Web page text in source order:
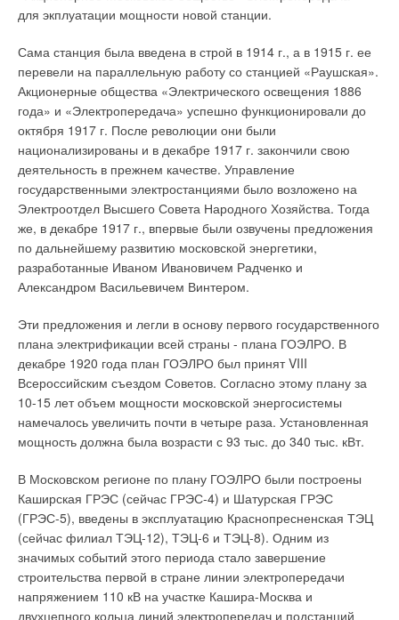
для экплуатации мощности новой станции.
Сама станция была введена в строй в 1914 г., а в 1915 г. ее
перевели на параллельную работу со станцией «Раушская».
Акционерные общества «Электрического освещения 1886
года» и «Электропередача» успешно функционировали до
октября 1917 г. После революции они были
национализированы и в декабре 1917 г. закончили свою
деятельность в прежнем качестве. Управление
государственными электростанциями было возложено на
Электроотдел Высшего Совета Народного Хозяйства. Тогда
же, в декабре 1917 г., впервые были озвучены предложения
по дальнейшему развитию московской энергетики,
разработанные Иваном Ивановичем Радченко и
Александром Васильевичем Винтером.
Эти предложения и легли в основу первого государственного
плана электрификации всей страны - плана ГОЭЛРО. В
декабре 1920 года план ГОЭЛРО был принят VIII
Всероссийским съездом Советов. Согласно этому плану за
10-15 лет объем мощности московской энергосистемы
намечалось увеличить почти в четыре раза. Установленная
мощность должна была возрасти с 93 тыс. до 340 тыс. кВт.
В Московском регионе по плану ГОЭЛРО были построены
Каширская ГРЭС (сейчас ГРЭС-4) и Шатурская ГРЭС
(ГРЭС-5), введены в эксплуатацию Краснопресненская ТЭЦ
(сейчас филиал ТЭЦ-12), ТЭЦ-6 и ТЭЦ-8). Одним из
значимых событий этого периода стало завершение
строительства первой в стране линии электропередачи
напряжением 110 кВ на участке Кашира-Москва и
двухцепного кольца линий электропередач и подстанций
помещение, воздух нагревается. При этом его абсолютное
влажность резко падает. Для поддержания относительной
влажности на приемлемом уровне требуется искусственное
увлажнение воздуха, причем зачастую достаточно
интенсивное. Указанное положение наглядным образом
иллюстрирует рис. 1. Результаты более детальных расчетов
представлены на графиках. Используя климатические
данные по параметрам "А" и "Б", приведенные в СНиП
2.04.05-91* "Отопление, вентиляция и кондиционирование
воздуха", произведен расчет дефицита влаги (рис. 2 ~12~) в
помещении, определяющий потребное количество влаги в
граммах, которое необходимо добавить каждому килограмму
воздуха, поступающему в помещение для достижения
заданной влажности при комнатной температуре 20°С.
графиками относительной влажности в помещениях (рис. 2)
в расчете на климатические данные по параметрам "А" и "Б"
для некоторых городов России. Приведенные данные
свидетельствуют, что практически во всех регионах России
относительная влажность в холодный период при отсутствии
искусственного увлажнения опускается существенно ниже
регламентируемых значений. Последние составляют в
климатом при нагреве воздуха в зимний период до
комнатной температуры 20°С относительная влажность
падает практически до 0%. Для сравнения следует указать,
что относительная влажность воздуха в пустыне Сахара не
опускается ниже 15%! Помимо обеспечения комфорта
поддержание необходимого уровня влажности является
также чрезвычайно важным с санитарно-гигиенической точки
опасность. Если метан, вырвавшись на свободу, стремится
Концентрационные пределы взрываемости в процентах у
пропан-бутана в 2-2,5 раза ниже, чем у метана.
Второе.Пропан-бутан имеет довольно высокую
температуру перехода из жидкого в газообразное состояние.
Поэтому при проектировании необходимо учитывать
явление конденсатообразования и необходимость
использования испарителей. Это создает определенные
технические особенности.
Практическая реализация
Эксперимент по применению пропан-бутана состоялся в
технологии" (г. Санкт-Петербург, ул. Черняховского, д. 62).
Это предприятие собиралось строить подводящий
газопровод и котельную на природном газе. Однако, не имея
гарантий по срокам получения всех необходимых
согласований и желая запустить производство к конкретной
дате, руководство предприятия приняло единственно
правильное решение строить котельную на альтернативном
окончания строительства газопровода. Для этой цели по
общему анализу лучше всего подходил пропан-бутан.
Предпочтение ему было отдано по ряду ценовых, сервисных
характеристик. Кроме того, на пропан-бутане, имеем
минимальные изменения в схеме котельной при переводе
ее на природный газ в качестве основного вида топлива. При